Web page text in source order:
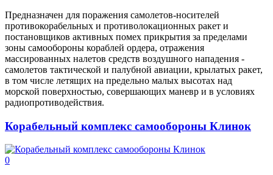
Предназначен для поражения самолетов-носителей
противокорабельных и противолокационных ракет и
постановщиков активных помех прикрытия за пределами
зоны самообороны кораблей ордера, отражения
массированных налетов средств воздушного нападения -
самолетов тактической и палубной авиации, крылатых ракет,
в том числе летящих на предельно малых высотах над
морской поверхностью, совершающих маневр и в условиях
радиопротиводействия.
Корабельный комплекс самообороны Клинок
0